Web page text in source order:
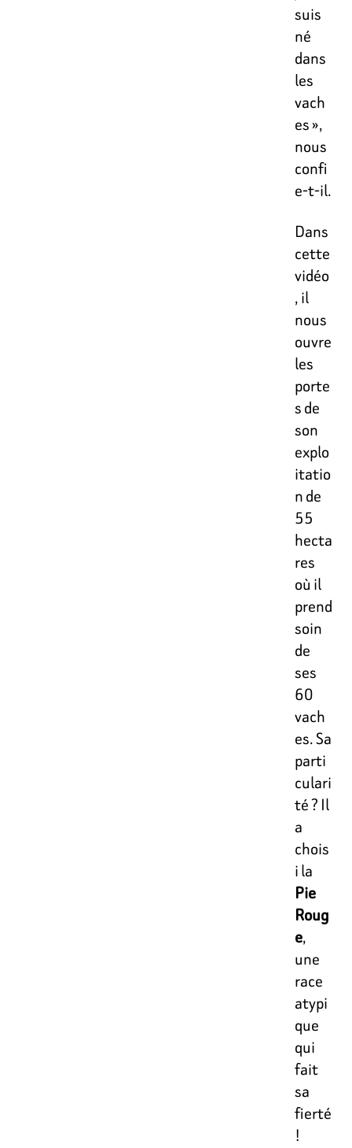
suis
né
dans
les
vach
es »,
nous
confi
e-t-il.
Dans
cette
vidéo
, il
nous
ouvre
les
porte
s de
son
explo
itatio
n de
55
hecta
res
où il
prend
soin
de
ses
60
vach
es. Sa
parti
culari
té ? Il
a
chois
i la
Pie
Roug
e,
une
race
atypi
que
qui
fait
sa
fierté
!